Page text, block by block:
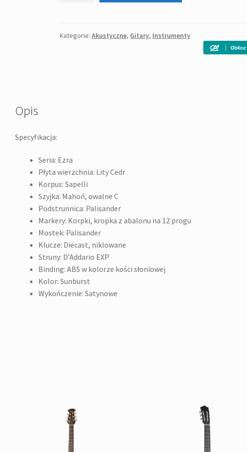
D
Kategorie:Akustyczne, Gitary, Instrumenty
Opis
Specyfikacja:
Seria: Ezra
Płyta wierzchnia: Lity Cedr
Korpus: Sapelli
Szyjka: Mahoń, owalne C
Podstrunnica: Palisander
Markery: Korpki, kropka z abalonu na 12 progu
Mostek: Palisander
Klucze: Diecast, niklowane
Struny: D’Addario EXP
Binding: ABS w kolorze kości słoniowej
Kolor: Sunburst
Wykończenie: Satynowe